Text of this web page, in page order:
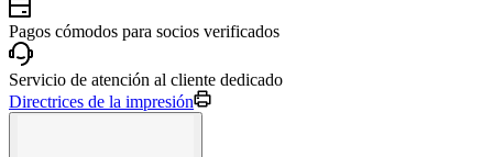
Pagos cómodos para socios verificados
Servicio de atención al cliente dedicado
Directrices de la impresión